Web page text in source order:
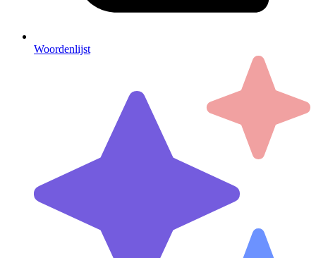
Woordenlijst